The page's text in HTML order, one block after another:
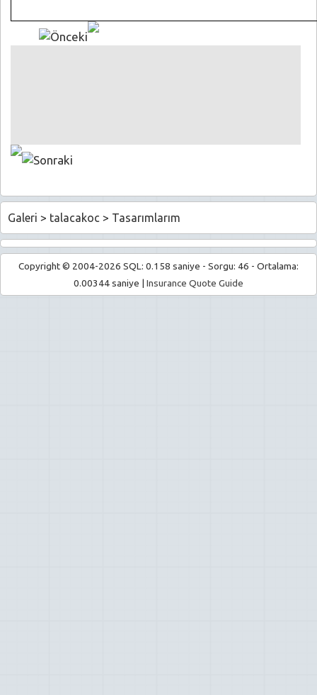
Galeri > talacakoc > Tasarımlarım
Copyright © 2004-2026 SQL: 0.158 saniye - Sorgu: 46 - Ortalama:
0.00344 saniye | Insurance Quote Guide